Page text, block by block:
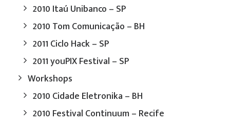
2010 Itaú Unibanco – SP
2010 Tom Comunicação – BH
2011 Ciclo Hack – SP
2011 youPIX Festival – SP
Workshops
2010 Cidade Eletronika – BH
2010 Festival Continuum – Recife